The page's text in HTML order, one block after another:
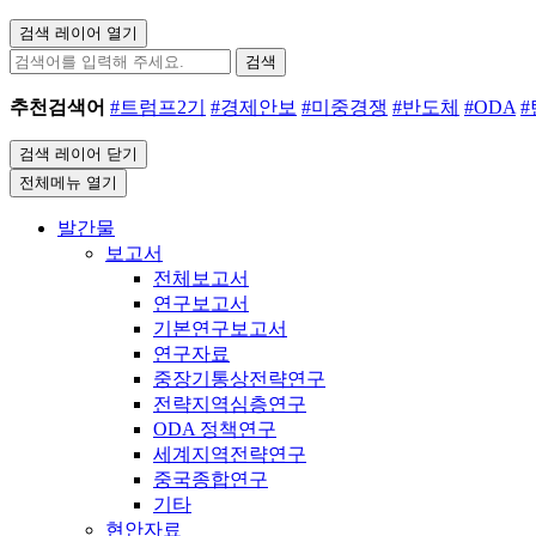
검색 레이어 열기
검색
추천검색어 #트럼프2기 #경제안보 #미중경쟁 #반도체 #ODA #
검색 레이어 닫기
전체메뉴 열기
발간물
보고서
전체보고서
연구보고서
기본연구보고서
연구자료
중장기통상전략연구
전략지역심층연구
ODA 정책연구
세계지역전략연구
중국종합연구
기타
현안자료